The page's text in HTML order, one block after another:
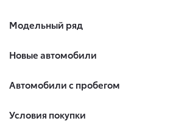
Модельный ряд
Новые автомобили
Автомобили с пробегом
Условия покупки